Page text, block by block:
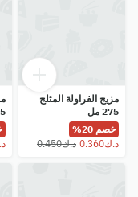
مزيج الفراولة المثلج
275 مل
خصم 20%
⁦د.ك0.360⁩